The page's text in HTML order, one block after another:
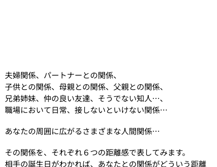
夫婦関係、パートナーとの関係、
子供との関係、母親との関係、父親との関係、
兄弟姉妹、仲の良い友達、そうでない知人…、
職場において日常、接しないといけない関係…
あなたの周囲に広がるさまざまな人間関係…
その関係を、それぞれ６つの距離感で表してみます。
相手の誕生日がわかれば、あなたとの関係がどういう距離